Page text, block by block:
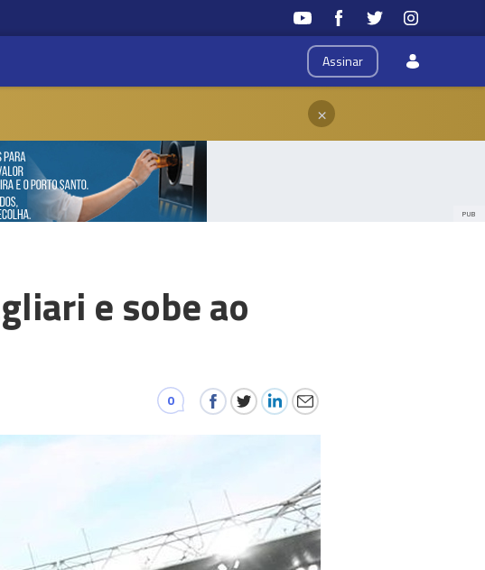
Assinar
×
PUB
e sobe ao
0